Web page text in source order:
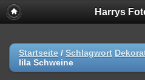
Harrys
Startseite / Schlagwort
lila Schweine